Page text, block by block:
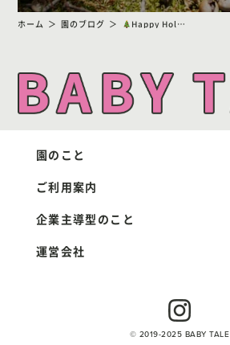
ホーム 園のブログ Happy Holidays!
園のこと
ご利用案内
企業主導型のこと
運営会社
© 2019-2025 BABY TALE